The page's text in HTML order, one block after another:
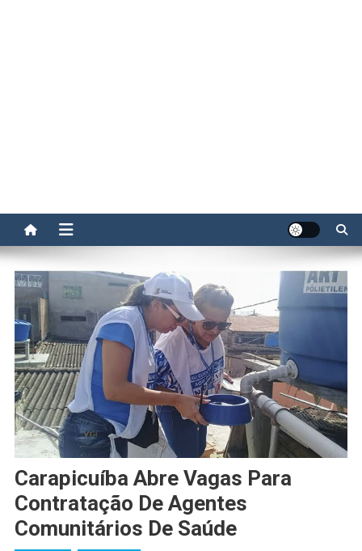
Carapicuíba Abre Vagas Para
Contratação De Agentes
Comunitários De Saúde